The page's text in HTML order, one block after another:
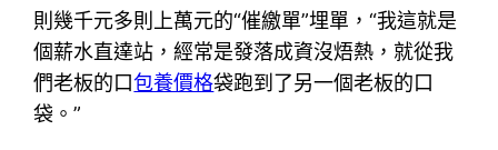
則幾千元多則上萬元的“催繳單”埋單，“我這就是
個薪水直達站，經常是發落成資沒焐熱，就從我
們老板的口包養價格袋跑到了另一個老板的口
袋。”